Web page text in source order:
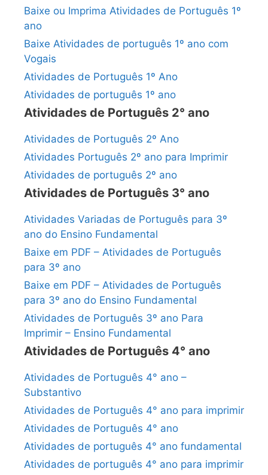
Baixe ou Imprima Atividades de Português 1º
ano
Baixe Atividades de português 1º ano com
Vogais
Atividades de Português 1º Ano
Atividades de português 1º ano
Atividades de Português 2° ano
Atividades de Português 2º Ano
Atividades Português 2º ano para Imprimir
Atividades de português 2º ano
Atividades de Português 3° ano
Atividades Variadas de Português para 3º
ano do Ensino Fundamental
Baixe em PDF – Atividades de Português
para 3º ano
Baixe em PDF – Atividades de Português
para 3º ano do Ensino Fundamental
Atividades de Português 3º ano Para
Imprimir – Ensino Fundamental
Atividades de Português 4° ano
Atividades de Português 4° ano –
Substantivo
Atividades de Português 4° ano para imprimir
Atividades de Português 4° ano
Atividades de português 4° ano fundamental
Atividades de português 4° ano para imprimir